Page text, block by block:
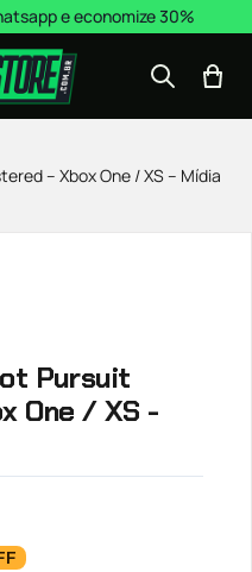
e economize 30%
– Xbox One / XS – Mídia
Pursuit
One / XS -